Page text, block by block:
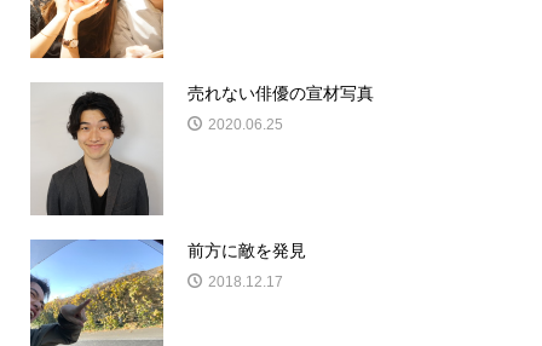
売れない俳優の宣材写真
2020.06.25
前方に敵を発見
2018.12.17